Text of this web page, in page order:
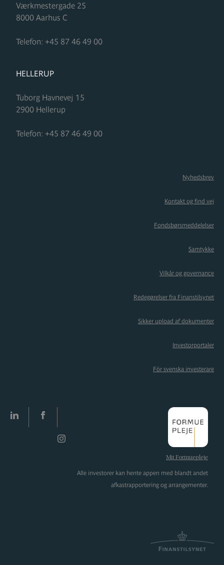
Værkmestergade 25
8000 Aarhus C
Telefon: +45 87 46 49 00
FORMUPLEJE
HELLERUP
Tuborg Havnevej 15
2900 Hellerup
Telefon: +45 87 46 49 00
Nyhedsbrev
Kontakt og find vej
Fondsbørsmeddelelser
Samtykke
Vilkår og governance
Redegørelser fra Finanstilsynet
Sikker upload af dokumenter
Investorportaler
För svenska investerare
Mit Formuepleje
Alle investorer kan hente appen med blandt andet
afkastrapportering og arrangementer.